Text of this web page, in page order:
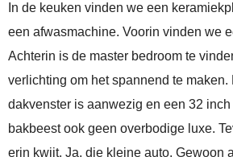
In de keuken vinden we een
een afwasmachine. Voorin vinden we
Achterin is de master bedroom te
verlichting om het spannend te maken.
dakvenster is aanwezig en een 32 inch
bakbeest ook geen overbodige luxe.
erin kwijt. Ja, die kleine auto. Gewoon